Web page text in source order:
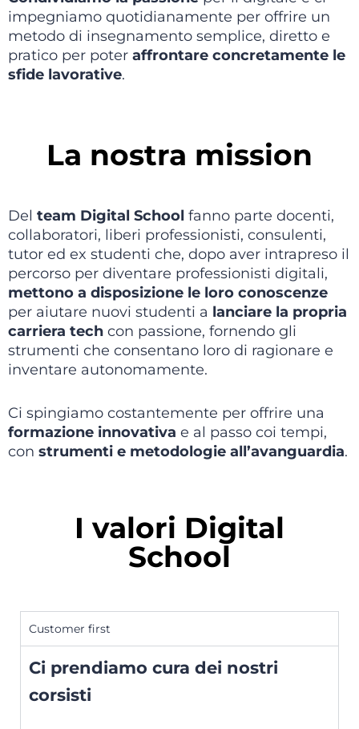
impegniamo quotidianamente per offrire un
metodo di insegnamento semplice, diretto e
pratico per poter affrontare concretamente le
sfide lavorative.
La nostra mission
Del team Digital School fanno parte docenti,
collaboratori, liberi professionisti, consulenti,
tutor ed ex studenti che, dopo aver intrapreso il
percorso per diventare professionisti digitali,
mettono a disposizione le loro conoscenze
per aiutare nuovi studenti a lanciare la propria
carriera tech con passione, fornendo gli
strumenti che consentano loro di ragionare e
inventare autonomamente.
Ci spingiamo costantemente per offrire una
formazione innovativa e al passo coi tempi,
con strumenti e metodologie all’avanguardia.
I valori Digital
School
Customer first
Ci prendiamo cura dei nostri
corsisti